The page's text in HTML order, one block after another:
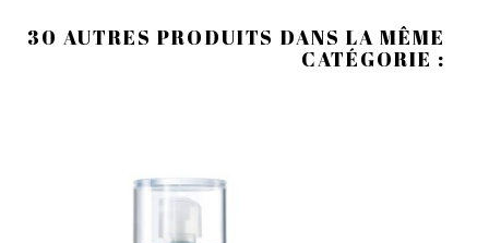
30 AUTRES PRODUITS DANS LA MÊME
CATÉGORIE :